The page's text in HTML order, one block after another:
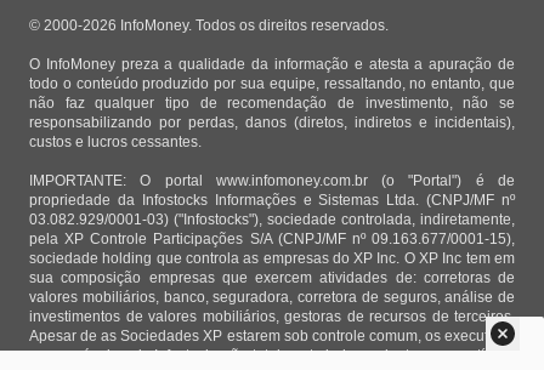
© 2000-2026 InfoMoney. Todos os direitos reservados.
O InfoMoney preza a qualidade da informação e atesta a apuração de
todo o conteúdo produzido por sua equipe, ressaltando, no entanto, que
não faz qualquer tipo de recomendação de investimento, não se
responsabilizando por perdas, danos (diretos, indiretos e incidentais),
custos e lucros cessantes.
IMPORTANTE: O portal www.infomoney.com.br (o "Portal") é de
propriedade da Infostocks Informações e Sistemas Ltda. (CNPJ/MF nº
03.082.929/0001-03) ("Infostocks"), sociedade controlada, indiretamente,
pela XP Controle Participações S/A (CNPJ/MF nº 09.163.677/0001-15),
sociedade holding que controla as empresas do XP Inc. O XP Inc tem em
sua composição empresas que exercem atividades de: corretoras de
valores mobiliários, banco, seguradora, corretora de seguros, análise de
investimentos de valores mobiliários, gestoras de recursos de terceiros.
Apesar de as Sociedades XP estarem sob controle comum, os executivos
responsáveis pela Infostocks são totalmente independentes e as notícias,